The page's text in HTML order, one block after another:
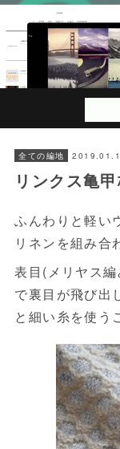
全ての編地
リンクス亀
ふんわりと軽い
リネンを組み合
表目(メリヤス
で裏目が飛び出
と細い糸を使う